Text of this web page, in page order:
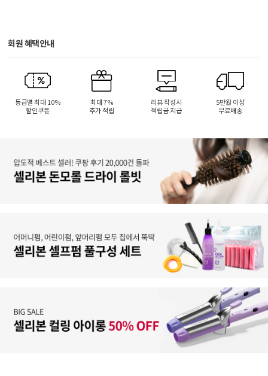
회원 혜택안내
등급별 최대 10%
할인쿠폰
최대 7%
추가 적립
리뷰 작성시
적립금 지급
5만원 이상
무료배송